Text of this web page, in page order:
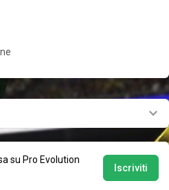
su Pro Evolution
Iscriviti